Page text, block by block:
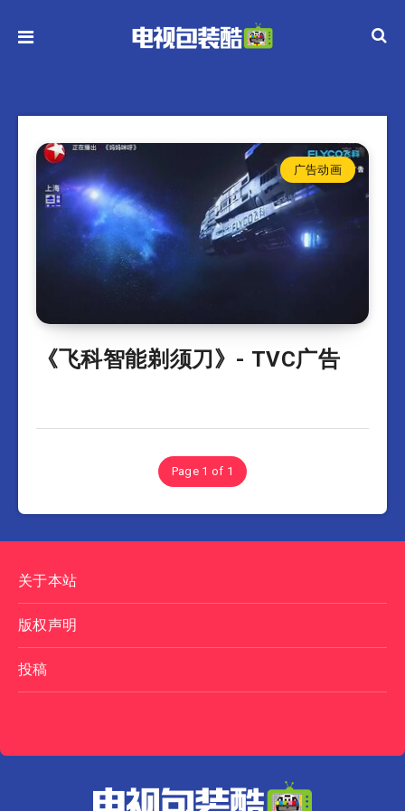
广告动画
《飞科智能剃须刀》- TVC广告
Page 1 of 1
关于本站
版权声明
投稿